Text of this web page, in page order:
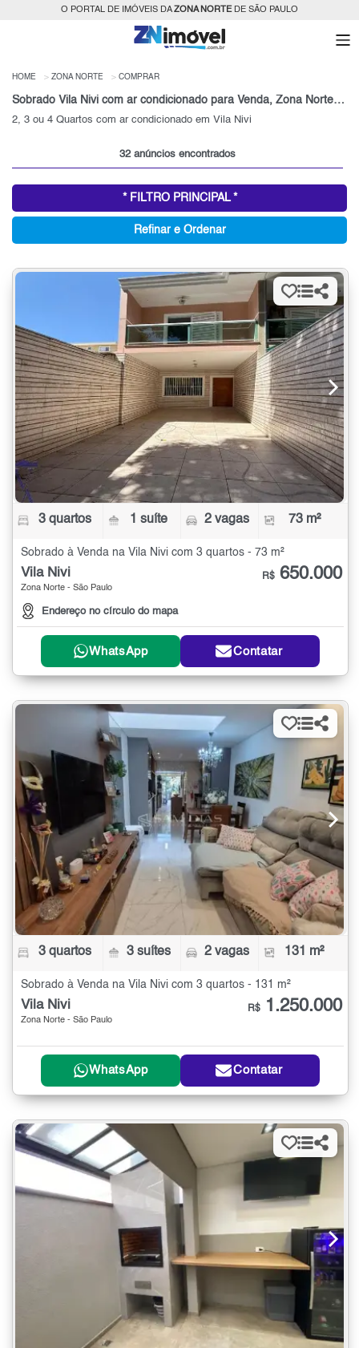
O PORTAL DE IMÓVEIS DAZONA NORTEDE SÃO PAULO
HOME ZONA NORTE COMPRAR
Sobrado Vila Nivi com ar condicionado para Venda, Zona Norte, SP
2, 3 ou 4 Quartos com ar condicionado em Vila Nivi
32 anúncios encontrados
* FILTRO PRINCIPAL *
Refinar e Ordenar
3 quartos 1 suíte 2 vagas 73 m²
Sobrado à Venda na Vila Nivi com 3 quartos - 73 m²
Vila Nivi
Zona Norte - São Paulo
Endereço no círculo do mapa
R$ 650.000
WhatsApp Contatar
3 quartos 3 suítes 2 vagas 131 m²
Sobrado à Venda na Vila Nivi com 3 quartos - 131 m²
Vila Nivi
Zona Norte - São Paulo
R$ 1.250.000
WhatsApp Contatar